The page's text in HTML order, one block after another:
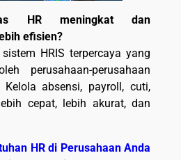
HR meningkat dan
efisien?
sistem HRIS terpercaya yang
perusahaan-perusahaan
absensi, payroll, cuti,
cepat, lebih akurat, dan
HR di Perusahaan Anda